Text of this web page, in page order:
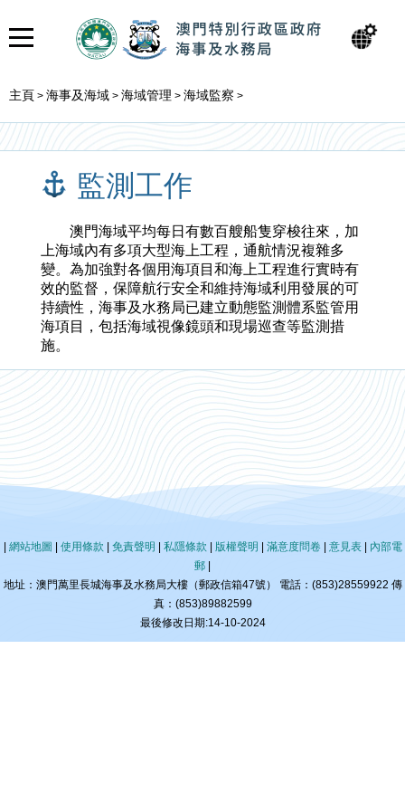
主頁 > 海事及海域 > 海域管理 > 海域監察 >
監測工作
澳門海域平均每日有數百艘船隻穿梭往來，加
上海域內有多項大型海上工程，通航情況複雜多
變。為加強對各個用海項目和海上工程進行實時有
效的監督，保障航行安全和維持海域利用發展的可
持續性，海事及水務局已建立動態監測體系監管用
海項目，包括海域視像鏡頭和現場巡查等監測措
施。
| 網站地圖 | 使用條款 | 免責聲明 | 私隱條款 | 版權聲明 | 滿意度問卷| 意見表| 內部電
郵 |
地址：澳門萬里長城海事及水務局大樓（郵政信箱47號） 電話：(853)28559922 傳
真：(853)89882599
最後修改日期:14-10-2024